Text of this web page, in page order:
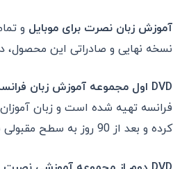
آموزش زبان نصرت برای موبایل و
نسخه نهایی و صادراتی این
DVD اول مجموعه آموزش زبان فرانسه
فرانسه تهیه شده است و زبان
کرده و بعد از 90 روز به سطح مقبولی برسند.